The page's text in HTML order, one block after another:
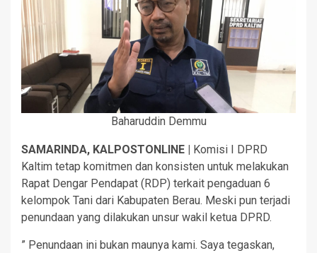
Baharuddin Demmu
SAMARINDA, KALPOSTONLINE |
Komisi I DPRD
Kaltim tetap komitmen dan konsisten untuk melakukan
Rapat Dengar Pendapat (RDP) terkait pengaduan 6
kelompok Tani dari Kabupaten Berau. Meski pun terjadi
penundaan yang dilakukan unsur wakil ketua DPRD.
” Penundaan ini bukan maunya kami. Saya tegaskan,